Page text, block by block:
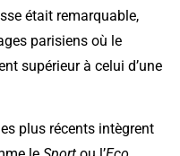
était remarquable,
parisiens où le
supérieur à celui d’une
plus récents intègrent